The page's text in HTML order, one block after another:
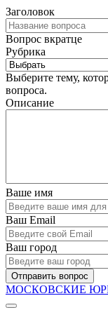
Заголовок
Вопрос вкратце
Рубрика
Выберите тему,
вопроса.
Описание
Ваше имя
Ваш Email
Ваш город
Отправить вопрос
МОСКОВСКИЕ